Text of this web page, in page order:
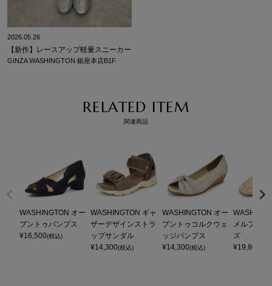
2026.05.26
【新作】レースアップ軽量スニーカー
GINZA WASHINGTON 銀座本店B1F
RELATED ITEM
関連商品
WASHINGTON オー
プントゥパンプス
¥16,500(税込)
WASHINGTON ギャ
ザーデザインストラ
ップサンダル
¥14,300(税込)
WASHINGTON オー
プントゥコルクウェ
ッジパンプス
¥14,300(税込)
メルフラッ
ズ
¥19,800